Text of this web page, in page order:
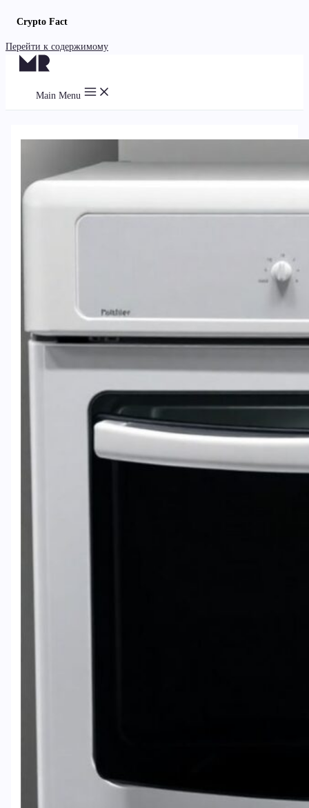
Crypto Fact
Перейти к содержимому
Main Menu